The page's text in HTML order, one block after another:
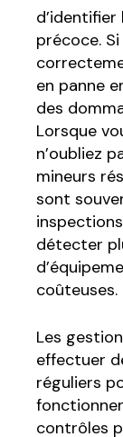
précoce.
en panne
des
Lorsque
n’oubliez
mineurs
sont
détecter
coûteuses.
Les
effectuer
réguliers
contrôles